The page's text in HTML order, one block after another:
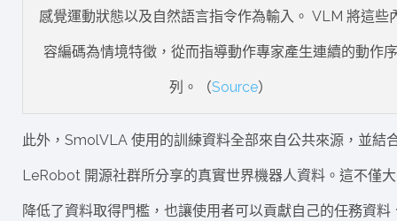
感覺運動狀態以及自然語言指令作為輸入。 VLM 將這些
容編碼為情境特徵，從而指導動作專家產生連續的動作
列。（Source）
此外，SmolVLA 使用的訓練資料全部來自公共來源，並結
LeRobot 開源社群所分享的真實世界機器人資料。這不僅
降低了資料取得門檻，也讓使用者可以貢獻自己的任務資料